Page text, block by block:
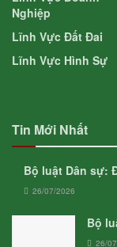
Nghiệp
Lĩnh Vực Đất Đai
Lĩnh Vực Hình Sự
Tin Mới Nhất
Bộ luật Dân sự:
26/07/2026
Bộ
26/